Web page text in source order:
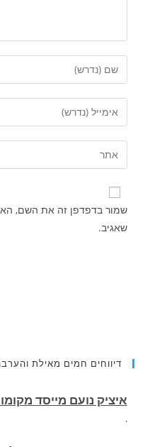
שמור בדפדפן זה את השם,
שאגיב.
דיווחים חמים מאילת
רוכב אופנוע תושב
העוקף